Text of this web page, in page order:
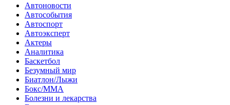
Автоновости
Автособытия
Автоспорт
Автоэксперт
Актеры
Аналитика
Баскетбол
Безумный мир
Биатлон/Лыжи
Бокс/MMA
Болезни и лекарства